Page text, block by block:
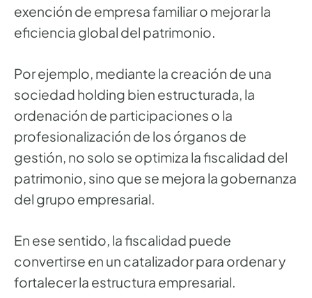
exención de empresa familiar o mejorar la
eficiencia global del patrimonio.
Por ejemplo, mediante la creación de una
sociedad holding bien estructurada, la
ordenación de participaciones o la
profesionalización de los órganos de
gestión, no solo se optimiza la fiscalidad del
patrimonio, sino que se mejora la gobernanza
del grupo empresarial.
En ese sentido, la fiscalidad puede
convertirse en un catalizador para ordenar y
fortalecer la estructura empresarial.